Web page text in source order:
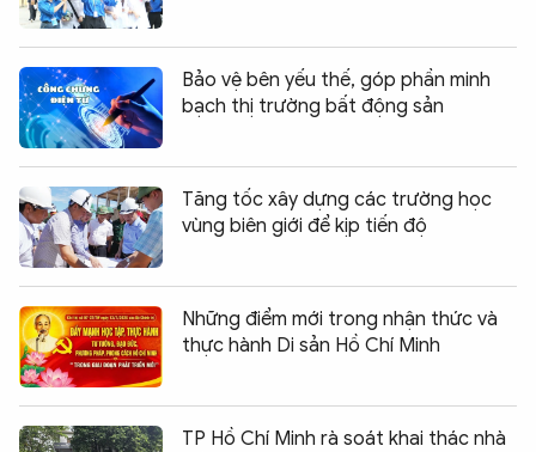
Bảo vệ bên yếu thế, góp phần minh
bạch thị trường bất động sản
Tăng tốc xây dựng các trường học
vùng biên giới để kịp tiến độ
Những điểm mới trong nhận thức và
thực hành Di sản Hồ Chí Minh
TP Hồ Chí Minh rà soát khai thác nhà